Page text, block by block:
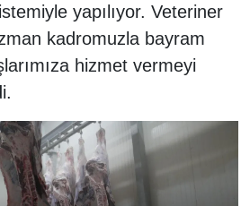
yapılıyor. Veteriner
kadromuzla bayram
hizmet vermeyi